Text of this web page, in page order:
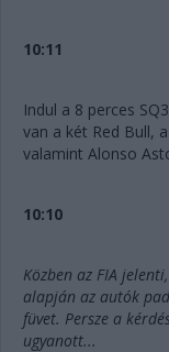
10:11
Indul a 8 perces
van a két Red Bull,
valamint Alonso
10:10
Közben az FIA
alapján az autók
füvet. Persze a
ugyanott...